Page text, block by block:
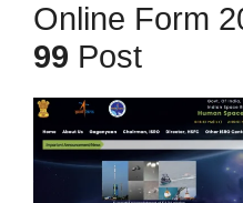
Online Form
99 Post